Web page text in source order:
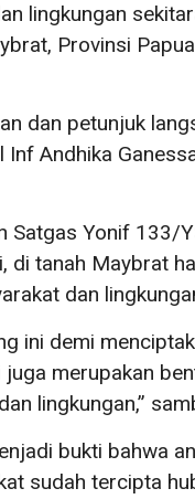
lingkungan
Provinsi
dan petunjuk
Andhika
Satgas Yonif 133/
di tanah Maybrat
dan
ini demi
merupakan
lingkungan,”
bukti bahwa
sudah tercipta